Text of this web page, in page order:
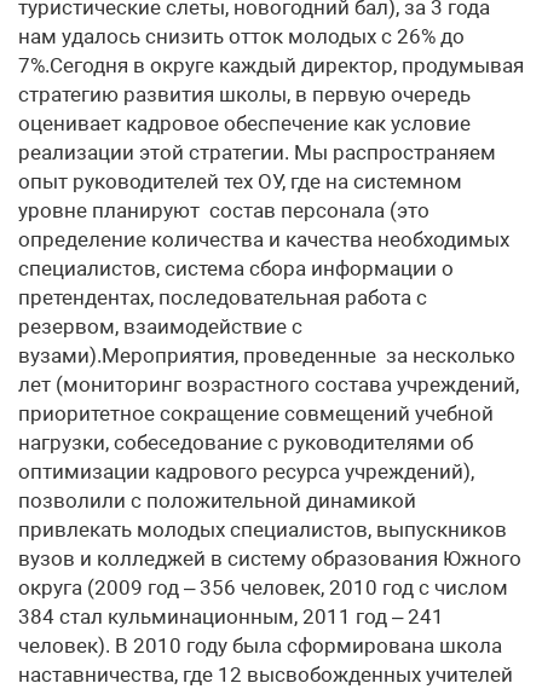
туристические слеты, новогодний бал), за 3 года
нам удалось снизить отток молодых с 26% до
7%.Сегодня в округе каждый директор, продумывая
стратегию развития школы, в первую очередь
оценивает кадровое обеспечение как условие
реализации этой стратегии. Мы распространяем
опыт руководителей тех ОУ, где на системном
уровне планируют состав персонала (это
определение количества и качества необходимых
специалистов, система сбора информации о
претендентах, последовательная работа с
резервом, взаимодействие с
вузами).Мероприятия, проведенные за несколько
лет (мониторинг возрастного состава учреждений,
приоритетное сокращение совмещений учебной
нагрузки, собеседование с руководителями об
оптимизации кадрового ресурса учреждений),
позволили с положительной динамикой
привлекать молодых специалистов, выпускников
вузов и колледжей в систему образования Южного
округа (2009 год – 356 человек, 2010 год с числом
384 стал кульминационным, 2011 год – 241
человек). В 2010 году была сформирована школа
наставничества, где 12 высвобожденных учителей